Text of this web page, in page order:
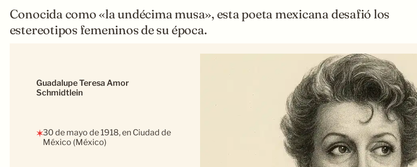
Conocida como «la undécima musa», esta poeta mexicana desafió los
estereotipos femeninos de su época.
Guadalupe Teresa Amor
Schmidtlein
✶30 de mayo de 1918, en Ciudad de
México (México)